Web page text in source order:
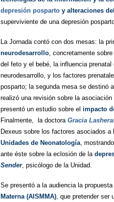
depresión posparto y alteraciones
superviviente de una depresión
La Jornada contó con dos mesas: la
neurodesarrollo , concretamente
del feto y el bebé, la influencia
neurodesarrollo, y los factores
posparto; la segunda mesa se destinó
realizó una revisión sobre la asociación
presentó un estudio sobre el impacto
Finalmente,
la doctora Gracia
Dexeus sobre los factores asociados
Unidades de Neonatología ,
ante éste sobre la eclosión de la
Sender, psicólogo de la Unidad.
Se presentó a la audiencia la
Materna (AISMMA) , que pretender